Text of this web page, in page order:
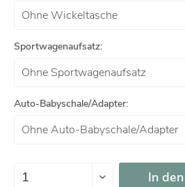
Sportwagenaufsatz:
Auto-Babyschale/Adapter:
In den